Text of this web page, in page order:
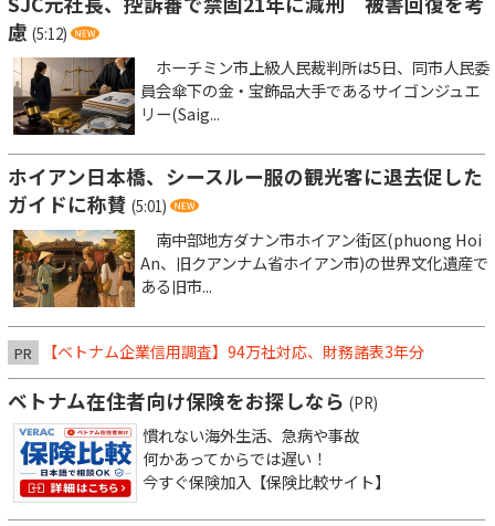
慮 (5:12)
ホーチミン市上級人民裁判所は5日、同市人民委
員会傘下の金・宝飾品大手であるサイゴンジュエ
リー(Saig...
ホイアン日本橋、シースルー服の観光客に退去促した
ガイドに称賛 (5:01)
南中部地方ダナン市ホイアン街区(phuong Hoi
An、旧クアンナム省ホイアン市)の世界文化遺産で
ある旧市...
PR 【ベトナム企業信用調査】94万社対応、財務諸表3年分
ベトナム在住者向け保険をお探しなら (PR)
慣れない海外生活、急病や事故
何かあってからでは遅い！
今すぐ保険加入【保険比較サイト】